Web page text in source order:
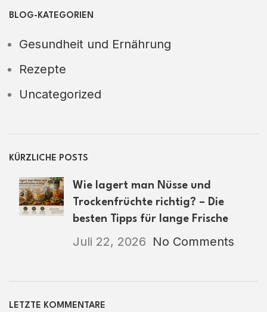
BLOG-KATEGORIEN
Gesundheit und Ernährung
Rezepte
Uncategorized
KÜRZLICHE POSTS
Wie lagert man Nüsse und
Trockenfrüchte richtig? – Die
besten Tipps für lange Frische
Juli 22, 2026 No Comments
LETZTE KOMMENTARE